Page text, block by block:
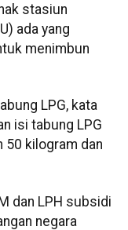
stasiun
ada yang
menimbun
LPG, kata
isi tabung LPG
50 kilogram dan
dan LPH subsidi
negara